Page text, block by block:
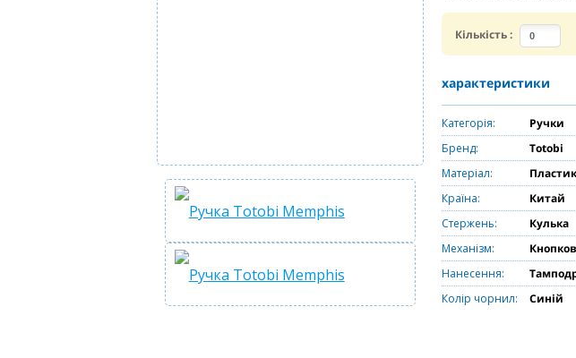
Кількість:
характеристики
Категорія:
Ручки
Бренд:
Totobi
Матеріал:
Пластик
Країна:
Китай
Стержень:
Кулька
Механізм:
Нанесення:
Колір чорнил:
Синій